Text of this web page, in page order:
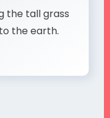
the tall grass
the earth.